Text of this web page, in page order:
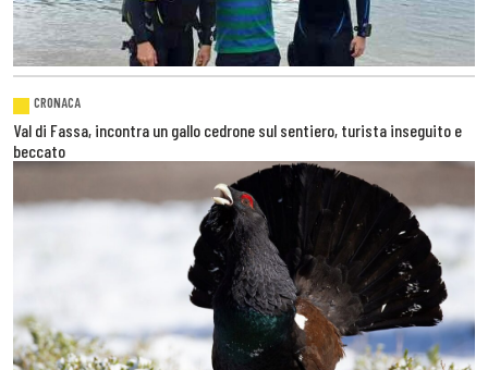
CRONACA
Val di Fassa, incontra un gallo cedrone sul sentiero, turista inseguito e
beccato